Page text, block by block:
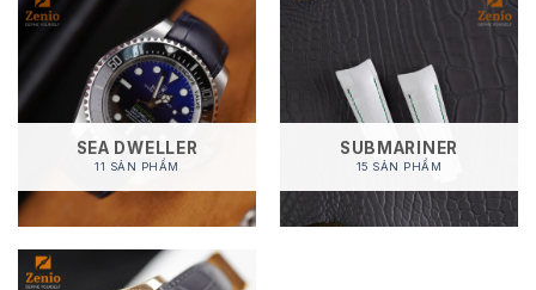
SEA DWELLER
11 SẢN PHẨM
SUBMARINER
15 SẢN PHẨM